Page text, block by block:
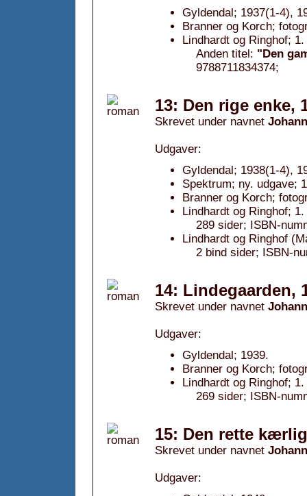
Gyldendal; 1937(1-4),
Branner og Korch;
Lindhardt og Ringhof;
Anden titel: "Den
9788711834374;
13: Den rige enke,
Skrevet under navnet
Udgaver:
Gyldendal; 1938(1-4),
Spektrum; ny. udgave;
Branner og Korch;
Lindhardt og Ringhof;
289 sider; ISBN-
Lindhardt og Ringhof
2 bind sider; ISBN-
14: Lindegaarden,
Skrevet under navnet
Udgaver:
Gyldendal; 1939.
Branner og Korch;
Lindhardt og Ringhof;
269 sider; ISBN-
15: Den rette
Skrevet under navnet
Udgaver: